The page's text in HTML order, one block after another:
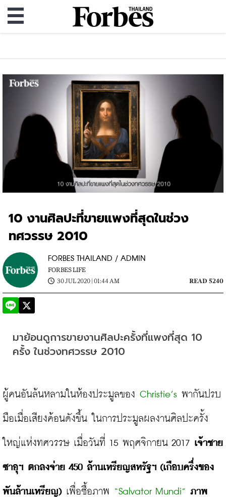
10 งานศิลปะที่ขายแพงที่สุดในช่วง
ทศวรรษ 2010
FORBES THAILAND / ADMIN
FORBES LIFE
30 JUL 2020 | 01:44 AM
READ 5240
มาย้อนดูการขายงานศิลปะครั้งที่แพงที่สุด 10
ครั้ง ในช่วงทศวรรษ 2010
ผู้คนอันล้นหลามในห้องประมูลของ Christie’s พากันปรบ
มือเมื่อเสียงค้อนดังขึ้น ในการประมูลผลงานศิลปะครั้ง
ใหญ่แห่งทศวรรษ เมื่อวันที่ 15 พฤศจิกายน 2017 เจ้าชาย
ซาอุฯ ตกลงจ่าย 450 ล้านเหรียญสหรัฐฯ (เกือบครึ่งของ
พันล้านเหรียญ) เพื่อซื้อภาพ “Salvator Mundi” ภาพ